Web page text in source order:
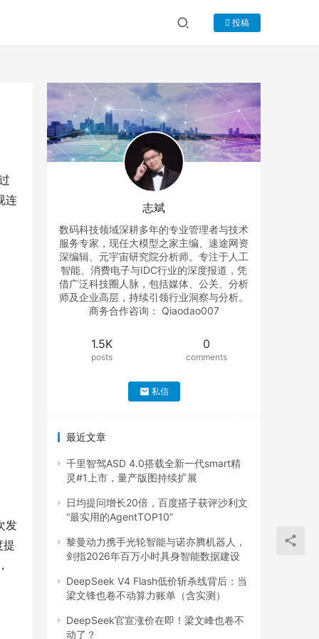
投稿
连
发
提
志斌
数码科技领域深耕多年的专业管理者与技术
服务专家，现任大模型之家主编、速途网资
深编辑、元宇宙研究院分析师。专注于人工
智能、消费电子与IDC行业的深度报道，凭
借广泛科技圈人脉，包括媒体、公关、分析
师及企业高层，持续引领行业洞察与分析。
商务合作咨询： Qiaodao007
1.5K
posts
0
comments
私信
最近文章
千里智驾ASD 4.0搭载全新一代smart精
灵#1上市，量产版图持续扩展
日均提问增长20倍，百度搭子获评沙利文
“最实用的AgentTOP10”
黎曼动力携手光轮智能与诺亦腾机器人，
剑指2026年百万小时具身智能数据建设
DeepSeek V4 Flash低价斩杀线背后：当
梁文锋也卷不动算力账单（含实测）
DeepSeek官宣涨价在即！梁文峰也卷不
动了？